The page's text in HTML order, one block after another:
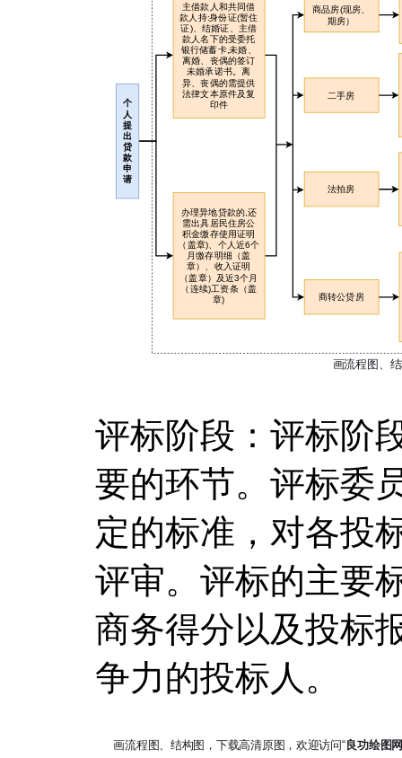
评标阶段：评标阶
要的环节。评标委
定的标准，对各投
评审。评标的主要
商务得分以及投标
争力的投标人。